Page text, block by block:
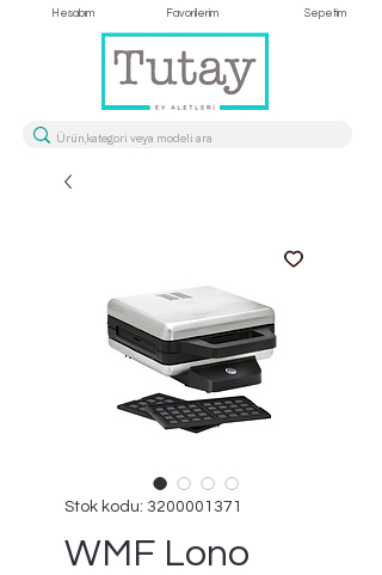
Hesabım Favorilerim Sepetim
Stok kodu: 3200001371
WMF Lono